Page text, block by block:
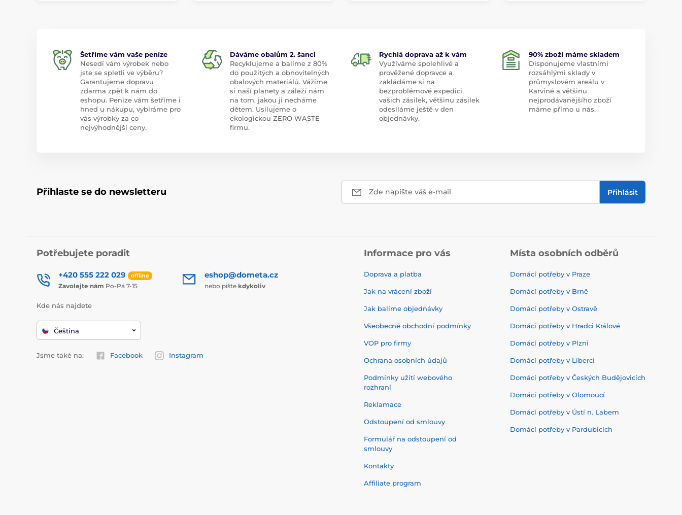
Šetříme vám vaše peníze
Nesedí vám výrobek nebo
jste se spletli ve výběru?
Garantujeme dopravu
zdarma zpět k nám do
eshopu. Peníze vám šetříme i
hned u nákupu, vybíráme pro
vás výrobky za co
nejvýhodnější ceny.
Dáváme obalům 2. šanci
Recyklujeme a balíme z 80%
do použitých a obnovitelných
obalových materiálů. Vážíme
si naší planety a záleží nám
na tom, jakou ji necháme
dětem. Usilujeme o
ekologickou ZERO WASTE
firmu.
Rychlá doprava až k vám
Využíváme spolehlivé a
prověžené dopravce a
zakládáme si na
bezproblémové expedici
vašich zásilek, většinu zásilek
odesíláme ještě v den
objednávky.
90% zboží máme skladem
Disponujeme vlastními
rozsáhlými sklady v
průmyslovém areálu v
Karviné a většinu
nejprodávanějšího zboží
máme přímo u nás.
Přihlaste se do newsletteru Zde napište váš e-mail Přihlásit
Potřebujete poradit
+420 555 222 029 offline
Zavolejte nám Po-Pá 7-15
eshop@dometa.cz
nebo pište kdykoliv
Kde nás najdete
Čeština
Jsme také na: Facebook Instagram
Informace pro vás
Doprava a platba
Jak na vrácení zboží
Jak balíme objednávky
Všeobecné obchodní podmínky
VOP pro firmy
Ochrana osobních údajů
Podmínky užití webového
rozhraní
Reklamace
Odstoupení od smlouvy
Formulář na odstoupení od
smlouvy
Kontakty
Affiliate program
Místa osobních odběrů
Domácí potřeby v Praze
Domácí potřeby v Brně
Domácí potřeby v Ostravě
Domácí potřeby v Hradci Králové
Domácí potřeby v Plzni
Domácí potřeby v Liberci
Domácí potřeby v Českých Budějovicích
Domácí potřeby v Olomoucí
Domácí potřeby v Ústí n. Labem
Domácí potřeby v Pardubicích